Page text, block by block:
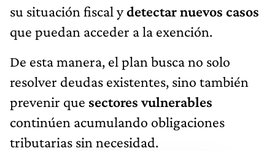
su situación fiscal ydetectar nuevos casos
que puedan acceder a la exención.
De esta manera, el plan busca no solo
resolver deudas existentes, sino también
prevenir que sectores vulnerables
continúen acumulando obligaciones
tributarias sin necesidad.